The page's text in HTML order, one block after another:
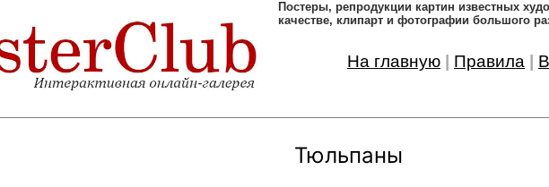
Постеры, pепродукции картин известных
качестве, клипарт и фотографии большого
На главную Правила
Тюльпаны